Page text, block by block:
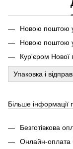
Новою поштою у
Новою поштою
Кур'єром Нової
Упаковка і
Більше інформації
Безготівкова
Онлайн-оплата